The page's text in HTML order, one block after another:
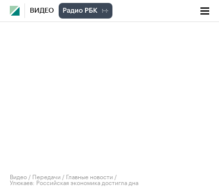
ВИДЕО
Видео / Передачи / Главные новости /
Улюкаев: Российская экономика достигла дна